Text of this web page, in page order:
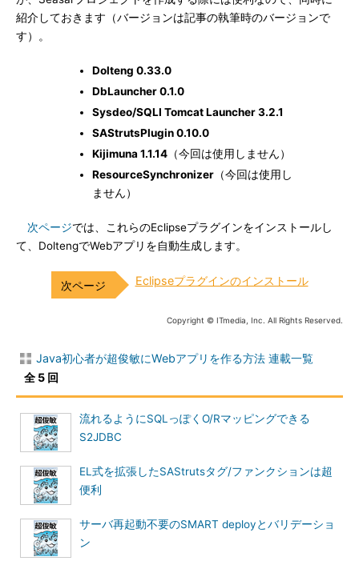
紹介しておきます（バージョンは記事の執筆時のバージョンで
す）。
Dolteng 0.33.0
DbLauncher 0.1.0
Sysdeo/SQLI Tomcat Launcher 3.2.1
SAStrutsPlugin 0.10.0
Kijimuna 1.1.14（今回は使用しません）
ResourceSynchronizer（今回は使用し
ません）
次ページでは、これらのEclipseプラグインをインストールし
て、DoltengでWebアプリを自動生成します。
Eclipseプラグインのインストール
Copyright © ITmedia, Inc. All Rights Reserved.
Java初心者が超俊敏にWebアプリを作る方法 連載一覧
全 5 回
流れるようにSQLっぽくO/Rマッピングできる
S2JDBC
EL式を拡張したSAStrutsタグ/ファンクションは超
便利
サーバ再起動不要のSMART deployとバリデーショ
ン